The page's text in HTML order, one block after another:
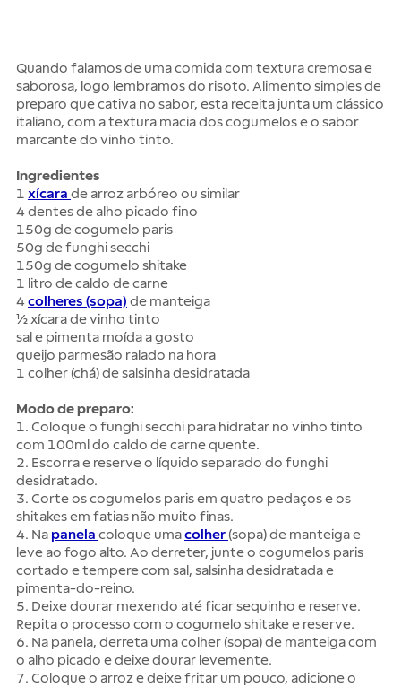
Quando falamos de uma comida com textura cremosa e
saborosa, logo lembramos do risoto. Alimento simples de
preparo que cativa no sabor, esta receita junta um clássico
italiano, com a textura macia dos cogumelos e o sabor
marcante do vinho tinto.
Ingredientes
1 xícara de arroz arbóreo ou similar
4 dentes de alho picado fino
150g de cogumelo paris
50g de funghi secchi
150g de cogumelo shitake
1 litro de caldo de carne
4colheres (sopa) de manteiga
½ xícara de vinho tinto
sal e pimenta moída a gosto
queijo parmesão ralado na hora
1 colher (chá) de salsinha desidratada
Modo de preparo:
1. Coloque o funghi secchi para hidratar no vinho tinto
com 100ml do caldo de carne quente.
2. Escorra e reserve o líquido separado do funghi
desidratado.
3. Corte os cogumelos paris em quatro pedaços e os
shitakes em fatias não muito finas.
4. Na panela coloque umacolher (sopa) de manteiga e
leve ao fogo alto. Ao derreter, junte o cogumelos paris
cortado e tempere com sal, salsinha desidratada e
pimenta-do-reino.
5. Deixe dourar mexendo até ficar sequinho e reserve.
Repita o processo com o cogumelo shitake e reserve.
6. Na panela, derreta uma colher (sopa) de manteiga com
o alho picado e deixe dourar levemente.
7. Coloque o arroz e deixe fritar um pouco, adicione o